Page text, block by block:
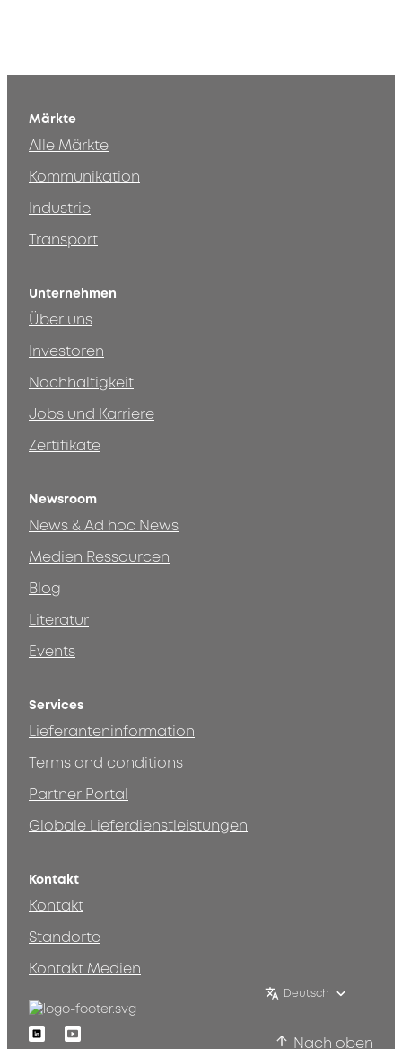
Märkte
Alle Märkte
Kommunikation
Industrie
Transport
Unternehmen
Über uns
Investoren
Nachhaltigkeit
Jobs und Karriere
Zertifikate
Newsroom
News & Ad hoc News
Medien Ressourcen
Blog
Literatur
Events
Services
Lieferanteninformation
Terms and conditions
Partner Portal
Globale Lieferdienstleistungen
Kontakt
Kontakt
Standorte
Kontakt Medien
Deutsch
LinkedinYoutube
Nach oben